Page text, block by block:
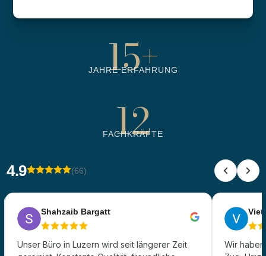
15+
JAHRE ERFAHRUNG
12
FACHKRÄFTE
4.9 (66)
Shahzaib Bargatt
Unser Büro in Luzern wird seit längerer Zeit
Viet
Wir